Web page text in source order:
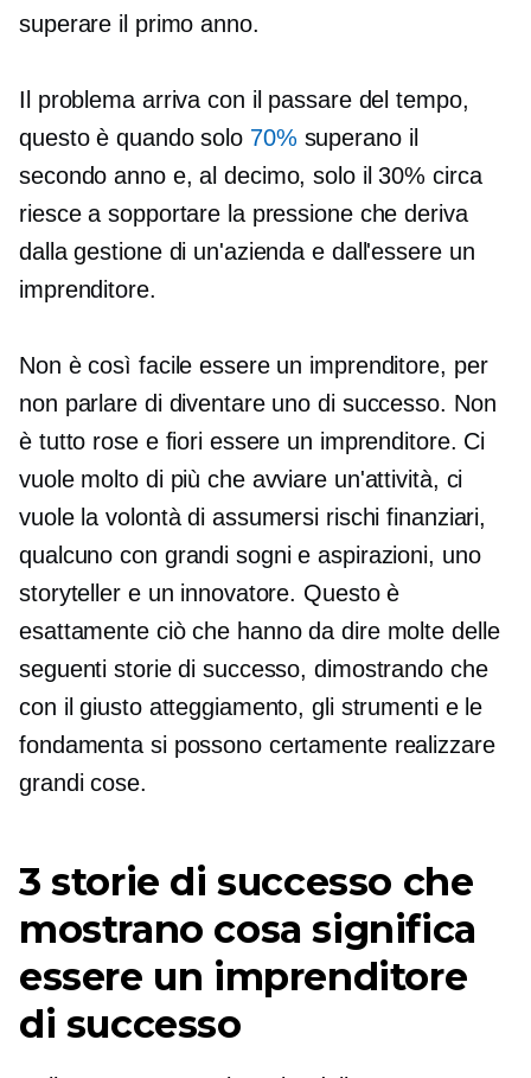
superare il primo anno.
Il problema arriva con il passare del tempo,
questo è quando solo 70% superano il
secondo anno e, al decimo, solo il 30% circa
riesce a sopportare la pressione che deriva
dalla gestione di un'azienda e dall'essere un
imprenditore.
Non è così facile essere un imprenditore, per
non parlare di diventare uno di successo. Non
è tutto rose e fiori essere un imprenditore. Ci
vuole molto di più che avviare un'attività, ci
vuole la volontà di assumersi rischi finanziari,
qualcuno con grandi sogni e aspirazioni, uno
storyteller e un innovatore. Questo è
esattamente ciò che hanno da dire molte delle
seguenti storie di successo, dimostrando che
con il giusto atteggiamento, gli strumenti e le
fondamenta si possono certamente realizzare
grandi cose.
3 storie di successo che
mostrano cosa significa
essere un imprenditore
di successo